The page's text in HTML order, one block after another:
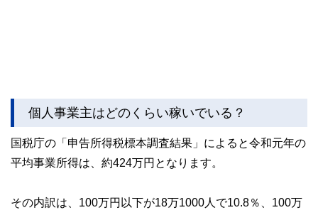
個人事業主はどのくらい稼いでいる？
国税庁の「申告所得税標本調査結果」によると令和元年の
平均事業所得は、約424万円となります。
その内訳は、100万円以下が18万1000人で10.8％、100万